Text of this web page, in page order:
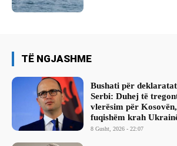
TË NGJASHME
Bushati për
Serbi: Duhej të
vlerësim për
fuqishëm krah
8 Gusht, 2026 - 22:07